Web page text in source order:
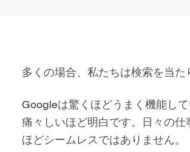
多くの場合、私たちは検索を当た
Googleは驚くほどうまく機能し
痛々しいほど明白です。日々の
ほどシームレスではありません。